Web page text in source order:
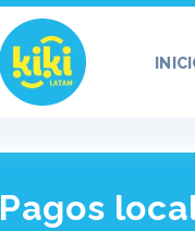
Pagos